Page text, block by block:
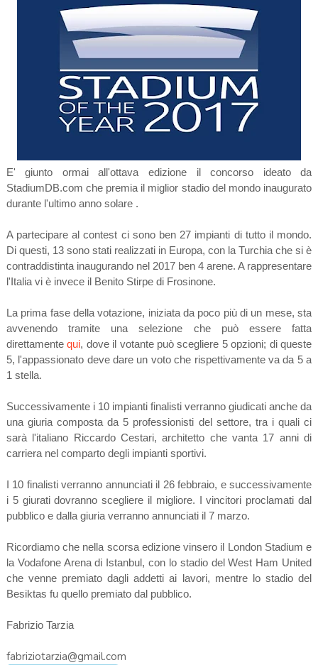
E' giunto ormai all'ottava edizione il concorso ideato da
StadiumDB.com che premia il miglior stadio del mondo inaugurato
durante l'ultimo anno solare .
A partecipare al contest ci sono ben 27 impianti di tutto il mondo.
Di questi, 13 sono stati realizzati in Europa, con la Turchia che si è
contraddistinta inaugurando nel 2017 ben 4 arene. A rappresentare
l'Italia vi è invece il Benito Stirpe di Frosinone.
La prima fase della votazione, iniziata da poco più di un mese, sta
avvenendo tramite una selezione che può essere fatta
direttamentequi, dove il votante può scegliere 5 opzioni; di queste
5, l'appassionato deve dare un voto che rispettivamente va da 5 a
1 stella.
Successivamente i 10 impianti finalisti verranno giudicati anche da
una giuria composta da 5 professionisti del settore, tra i quali ci
sarà l'italiano Riccardo Cestari, architetto che vanta 17 anni di
carriera nel comparto degli impianti sportivi.
I 10 finalisti verranno annunciati il 26 febbraio, e successivamente
i 5 giurati dovranno scegliere il migliore. I vincitori proclamati dal
pubblico e dalla giuria verranno annunciati il 7 marzo.
Ricordiamo che nella scorsa edizione vinsero il London Stadium e
la Vodafone Arena di Istanbul, con lo stadio del West Ham United
che venne premiato dagli addetti ai lavori, mentre lo stadio del
Besiktas fu quello premiato dal pubblico.
Fabrizio Tarzia
fabriziotarzia@gmail.com